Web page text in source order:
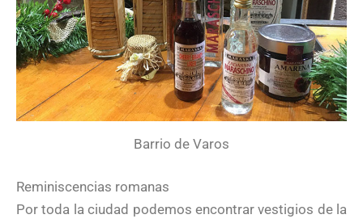
Barrio de Varos
Reminiscencias romanas
Por toda la ciudad podemos encontrar vestigios de la